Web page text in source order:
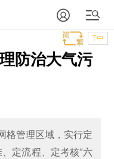
T中
防治大气污
格管理区域，实行定
定流程、定考核“六